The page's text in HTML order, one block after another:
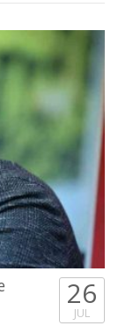
26
JUL